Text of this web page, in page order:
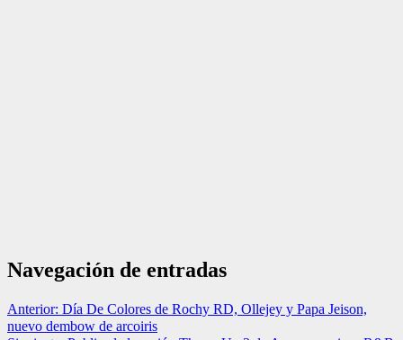
Navegación de entradas
Anterior: Día De Colores de Rochy RD, Ollejey y Papa Jeison,
nuevo dembow de arcoiris